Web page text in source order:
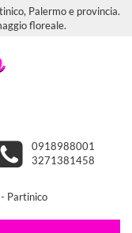
Palermo e provincia.
floreale.
0918988001
3271381458
Partinico